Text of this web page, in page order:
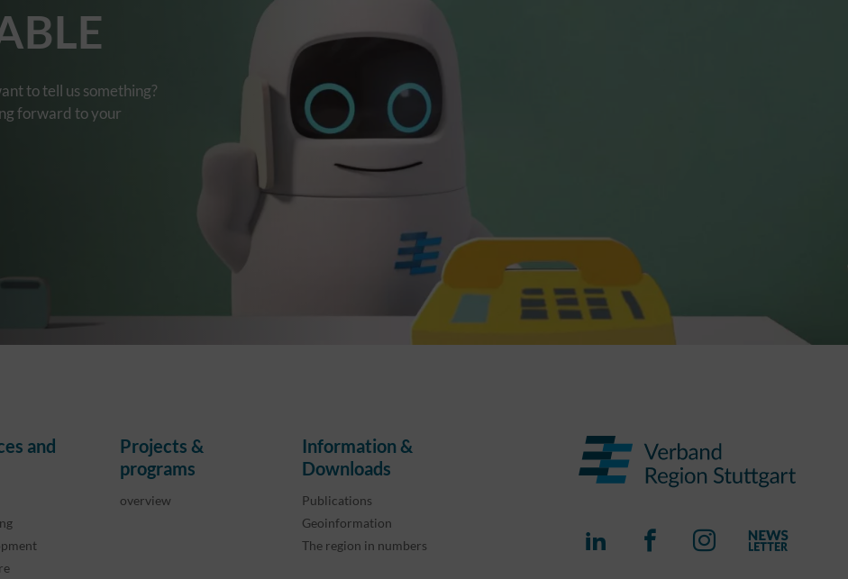
to tell us something?
forward to your
and
Projects &
programs
overview
Information &
Downloads
Publications
Geoinformation
The region in numbers